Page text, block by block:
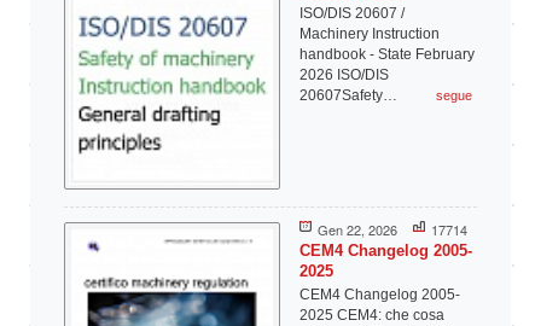
ISO/DIS 20607 /
Machinery Instruction
handbook - State February
2026 ISO/DIS
20607Safety…
segue
Gen 22, 2026 17714
CEM4 Changelog 2005-
2025
CEM4 Changelog 2005-
2025 CEM4: che cosa